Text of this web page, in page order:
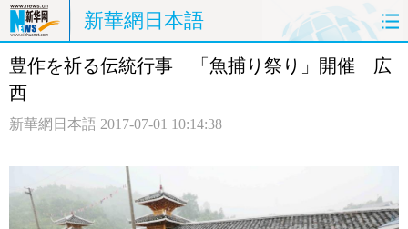
新華網日本語
ホームページ 政治 経済
中日対訳
豊作を祈る伝統行事 「魚捕り祭り」開催 広
西
新華網日本語 2017-07-01 10:14:38